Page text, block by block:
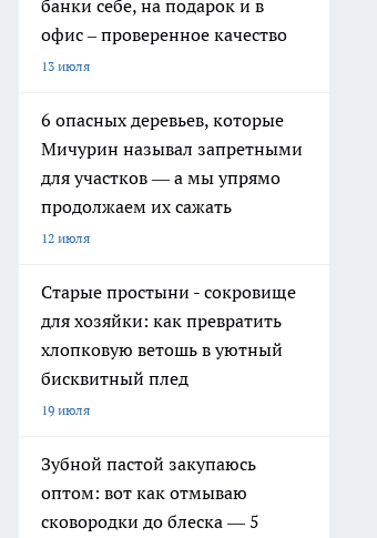
банки себе, на подарок и в
офис – проверенное качество
13 июля
6 опасных деревьев, которые
Мичурин называл запретными
для участков — а мы упрямо
продолжаем их сажать
12 июля
Старые простыни - сокровище
для хозяйки: как превратить
хлопковую ветошь в уютный
бисквитный плед
19 июля
Зубной пастой закупаюсь
оптом: вот как отмываю
сковородки до блеска — 5